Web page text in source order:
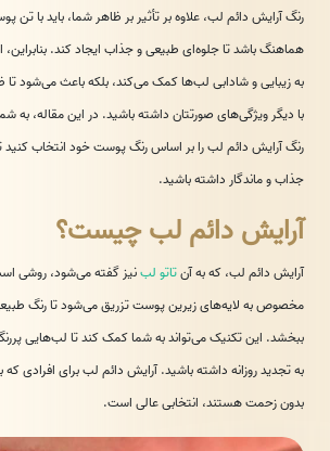
رنگ آرایش دائم لب، علاوه بر تأثیر بر ظاهر شما، باید با
هماهنگ باشد تا جلوه‌ای طبیعی و جذاب ایجاد کند. بنابراین،
به زیبایی و شادابی لب‌ها کمک می‌کند، بلکه باعث می‌شود
با دیگر ویژگی‌های صورتتان داشته باشید. در این مقاله،
رنگ آرایش دائم لب را بر اساس رنگ پوست خود انتخاب کنید
جذاب و ماندگار داشته باشید.
آرایش دائم لب چیست؟
آرایش دائم لب، که به آنتاتو لبنیز گفته می‌شود، روشی
مخصوص به لایه‌های زیرین پوست تزریق می‌شود تا رنگ
ببخشد. این تکنیک می‌تواند به شما کمک کند تا لب‌هایی
به تجدید روزانه داشته باشید. آرایش دائم لب برای افرادی
بدون زحمت هستند، انتخابی عالی است.